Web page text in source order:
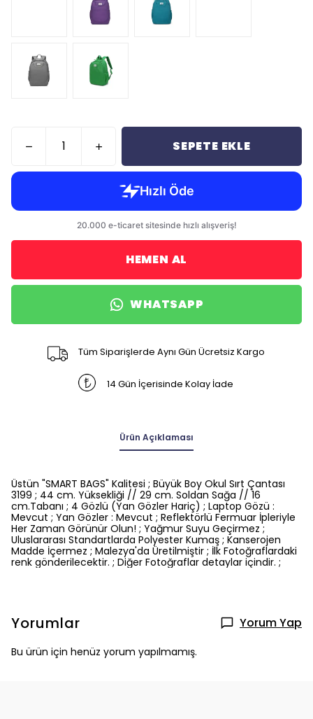
SEPETE EKLE
HEMEN AL
WHATSAPP
Tüm Siparişlerde Aynı Gün Ücretsiz Kargo
14 Gün İçerisinde Kolay İade
Ürün Açıklaması
Üstün "SMART BAGS" Kalitesi ; Büyük Boy Okul Sırt Çantası
3199 ; 44 cm. Yüksekliği // 29 cm. Soldan Sağa // 16
cm.Tabanı ; 4 Gözlü (Yan Gözler Hariç) ; Laptop Gözü :
Mevcut ; Yan Gözler : Mevcut ; Reflektörlü Fermuar İpleriyle
Her Zaman Görünür Olun! ; Yağmur Suyu Geçirmez ;
Uluslararası Standartlarda Polyester Kumaş ; Kanserojen
Madde İçermez ; Malezya'da Üretilmiştir ; İlk Fotoğraflardaki
renk gönderilecektir. ; Diğer Fotoğraflar detaylar içindir. ;
Yorumlar Yorum Yap
Bu ürün için henüz yorum yapılmamış.